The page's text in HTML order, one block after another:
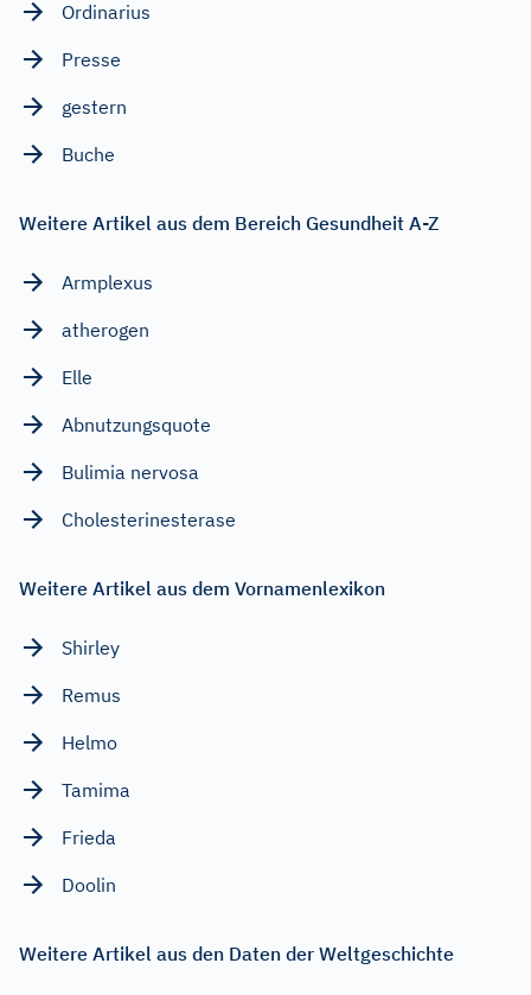
Ordinarius
Presse
gestern
Buche
Weitere Artikel aus dem Bereich Gesundheit A-Z
Armplexus
atherogen
Elle
Abnutzungsquote
Bulimia nervosa
Cholesterinesterase
Weitere Artikel aus dem Vornamenlexikon
Shirley
Remus
Helmo
Tamima
Frieda
Doolin
Weitere Artikel aus den Daten der Weltgeschichte